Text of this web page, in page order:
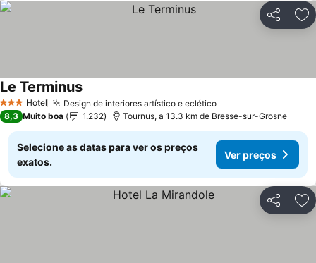
Partilhar
3 EstrelasHotel Design de interiores artístico e eclético
Le Terminus
8,3 Muito boa 1.232 Tournus, a 13.3 km de Bresse-sur-Grosne
Selecione as datas para ver os preços
exatos.
Ver preços
Partilhar